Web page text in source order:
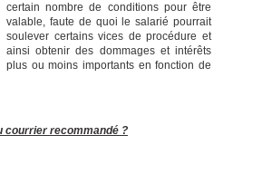
certain nombre de conditions pour être
valable, faute de quoi le salarié pourrait
soulever certains vices de procédure et
ainsi obtenir des dommages et intérêts
plus ou moins importants en fonction de
courrier recommandé ?